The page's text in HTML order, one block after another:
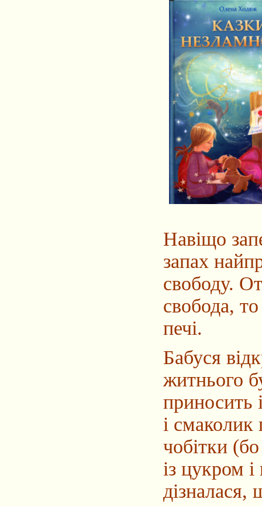
Навіщо
запах
свободу.
свобода,
печі.
Бабуся
житнього
приносить
і смаколик
чобітки
із цукром